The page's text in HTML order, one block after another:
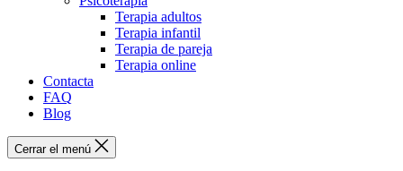
Terapia adultos
Terapia infantil
Terapia de pareja
Terapia online
Contacta
FAQ
Blog
Cerrar el menú